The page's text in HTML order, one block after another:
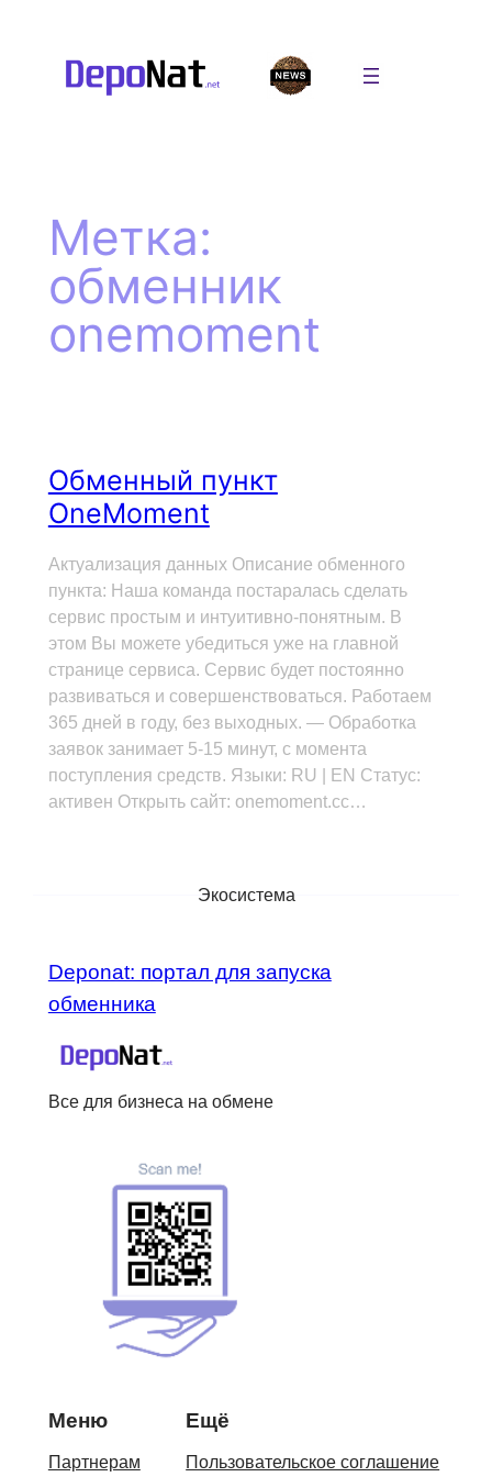
содержимому
Метка:
обменник
onemoment
Обменный пункт
OneMoment
Актуализация данных Описание обменного
пункта: Наша команда постаралась сделать
сервис простым и интуитивно-понятным. В
этом Вы можете убедиться уже на главной
странице сервиса. Сервис будет постоянно
развиваться и совершенствоваться. Работаем
365 дней в году, без выходных. — Обработка
заявок занимает 5-15 минут, с момента
поступления средств. Языки: RU | EN Статус:
активен Открыть сайт: onemoment.cc…
Экосистема
Deponat: портал для запуска
обменника
Все для бизнеса на обмене
Меню
Партнерам
Ещё
Пользовательское соглашение